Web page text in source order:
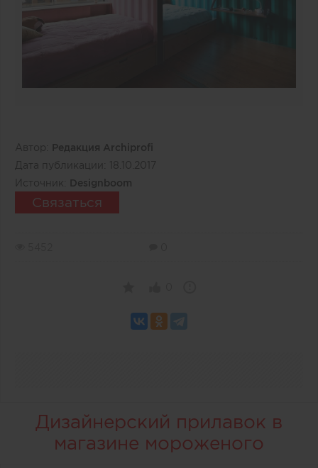
Автор:
Редакция Archiprofi
Дата публикации:
18.10.2017
Источник:
Designboom
Связаться
Дизайнерский прилавок в
магазине мороженого